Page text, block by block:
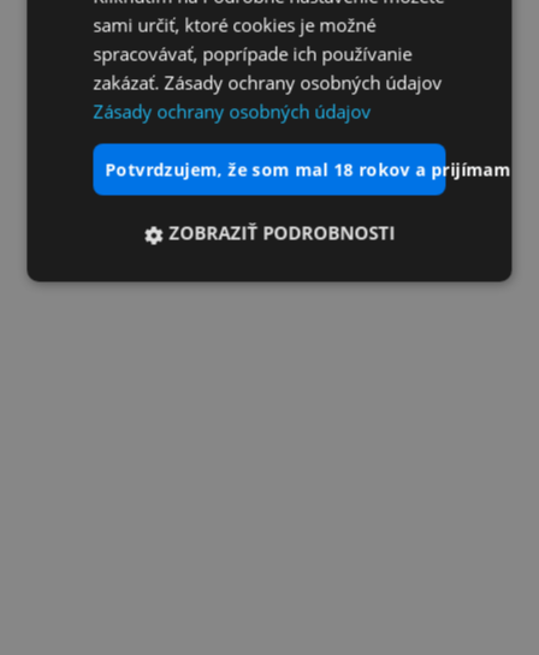
sami určiť, ktoré cookies je možné
spracovávať, poprípade ich používanie
zakázať. Zásady ochrany osobných údajov
Zásady ochrany osobných údajov
potvrdzujem, že som mal 18 rokov a prijímam
ZOBRAZIŤ PODROBNOSTI